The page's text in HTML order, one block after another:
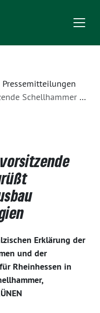
Pressemitteilungen
zum Ausbau Erneuerbarer Energien
Erklärung der
und der
Rheinhessen in